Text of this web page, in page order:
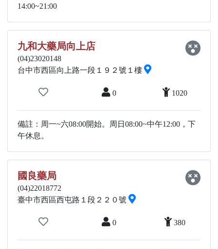
14:00~21:00
九和大藥局向上店
(04)23020148
台中市西區向上路一段１９２號１樓
0 1020
備註：周一~六08:00開始。周日08:00~中午12:00，下
午休息。
國良藥局
(04)22018772
臺中市西區西屯路１段２２０號
0 380